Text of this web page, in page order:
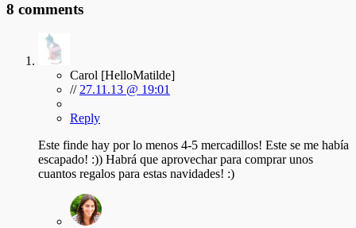
8 comments
Carol [HelloMatilde]
// 27.11.13 @ 19:01
Reply
Este finde hay por lo menos 4-5 mercadillos! Este se me había
escapado! :)) Habrá que aprovechar para comprar unos
cuantos regalos para estas navidades! :)